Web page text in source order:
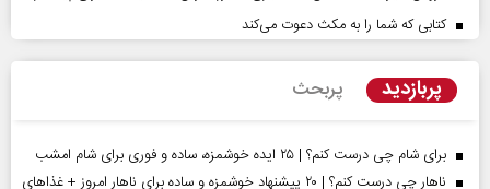
کتابی که شما را به مکث دعوت می‌کند
پربازدید پربحث
برای شام چی درست کنم؟ | ۲۵ ایده خوشمزه، ساده و فوری برای شام امشب
ناهار چی درست کنم؟ | ۲۰ پیشنهاد خوشمزه و ساده برای ناهار امروز + غذاهای